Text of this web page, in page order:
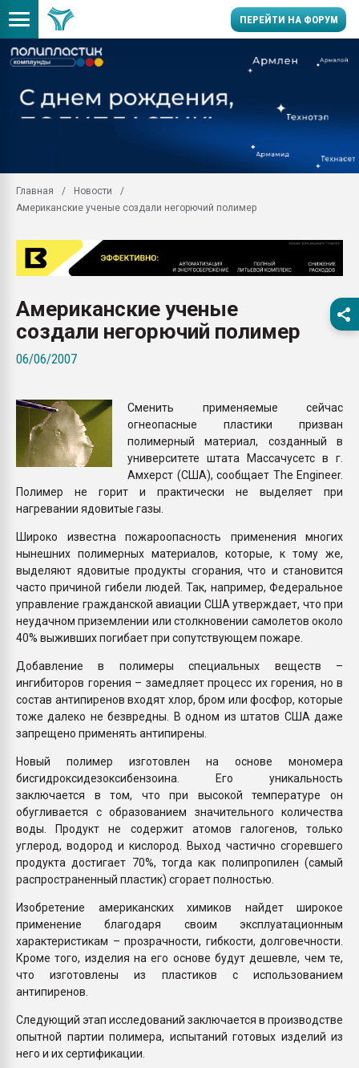
ПЕРЕЙТИ НА ФОРУМ
заводу пластмасс"
28.07.2026
28.07.2026
ситуацией на
ПЕРЕЙТИ НА
Главная
Новости
Американские ученые создали негорючий полимер
Американские ученые
создали негорючий полимер
06/06/2007
Сменить применяемые сейчас
огнеопасные пластики призван
полимерный материал, созданный в
университете штата Массачусетс в г.
Амхерст (США), сообщает The Engineer.
Полимер не горит и практически не выделяет при
нагревании ядовитые газы.
Широко известна пожароопасность применения многих
нынешних полимерных материалов, которые, к тому же,
выделяют ядовитые продукты сгорания, что и становится
часто причиной гибели людей. Так, например, Федеральное
управление гражданской авиации США утверждает, что при
неудачном приземлении или столкновении самолетов около
40% выживших погибает при сопутствующем пожаре.
Добавление в полимеры специальных веществ –
ингибиторов горения – замедляет процесс их горения, но в
состав антипиренов входят хлор, бром или фосфор, которые
тоже далеко не безвредны. В одном из штатов США даже
запрещено применять антипирены.
Новый полимер изготовлен на основе мономера
бисгидроксидезоксибензоина. Его уникальность
заключается в том, что при высокой температуре он
обугливается с образованием значительного количества
воды. Продукт не содержит атомов галогенов, только
углерод, водород и кислород. Выход частично сгоревшего
продукта достигает 70%, тогда как полипропилен (самый
распространенный пластик) сгорает полностью.
Изобретение американских химиков найдет широкое
применение благодаря своим эксплуатационным
характеристикам – прозрачности, гибкости, долговечности.
Кроме того, изделия на его основе будут дешевле, чем те,
что изготовлены из пластиков с использованием
антипиренов.
Следующий этап исследований заключается в производстве
опытной партии полимера, испытаний готовых изделий из
него и их сертификации.